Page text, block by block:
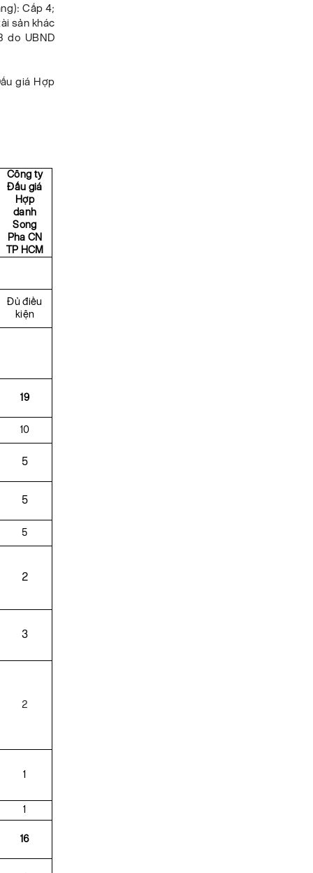
Cấp 4;
sản khác
do UBND
giá Hợp
Công ty
Đấu giá
Hợp
danh
Song
Pha CN
TP HCM
Đủ điều
kiện
19
10
5
5
5
2
3
2
1
1
16